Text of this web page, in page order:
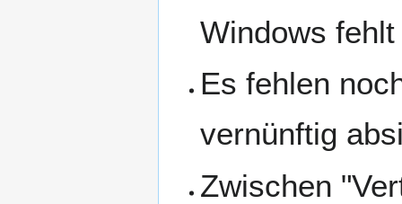
Windows fehlt
Es fehlen
vernünftig
Zwischen